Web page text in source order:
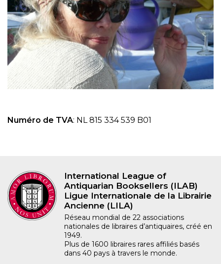
Numéro de TVA: NL 815 334 539 B01
International League of
Antiquarian Booksellers (ILAB)
Ligue Internationale de la Librairie
Ancienne (LILA)
Réseau mondial de 22 associations
nationales de libraires d’antiquaires, créé en
1949.
Plus de 1600 libraires rares affiliés basés
dans 40 pays à travers le monde.